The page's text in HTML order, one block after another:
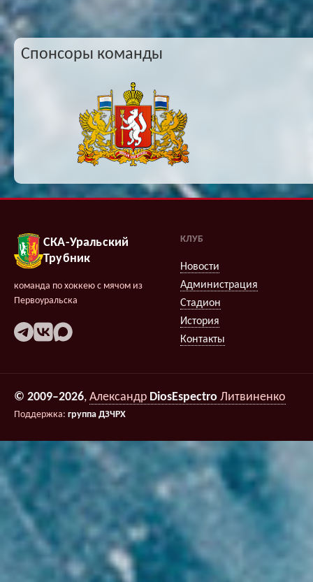
Спонсоры команды
СКА-Уральский
Трубник
команда по хоккею с мячом из
Первоуральска
КЛУБ
Новости
Администрация
Стадион
История
Контакты
© 2009–2026, Александр DiosEspectro Литвиненко
Поддержка: группа ДЗЧРХ